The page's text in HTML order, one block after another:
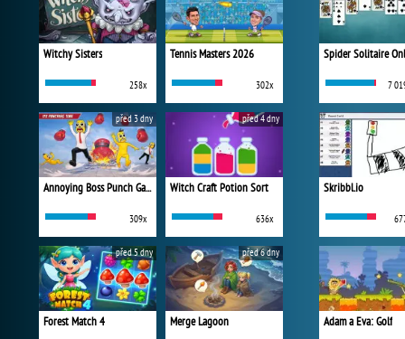
Witchy Sisters
258x
Tennis Masters 2026
302x
Annoying Boss Punch Game
309x
před 3 dny
Witch Craft Potion Sort
636x
před 4 dny
Forest Match 4
před 5 dny
Merge Lagoon
před 6 dny
Spider Solitaire
7
Skribbl.io
Adam a Eva: Golf